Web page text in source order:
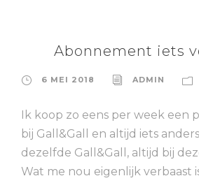
Abonnement iets
6 MEI 2018 ADMIN
Ik koop zo eens per week een
bij Gall&Gall en altijd iets
dezelfde Gall&Gall, altijd bij
Wat me nou eigenlijk verbaast